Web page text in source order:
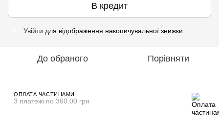
В кредит
Увійти для відображення накопичувальної знижки
До обраного Порівняти
ОПЛАТА ЧАСТИНАМИ
3 платежі по 360.00 грн